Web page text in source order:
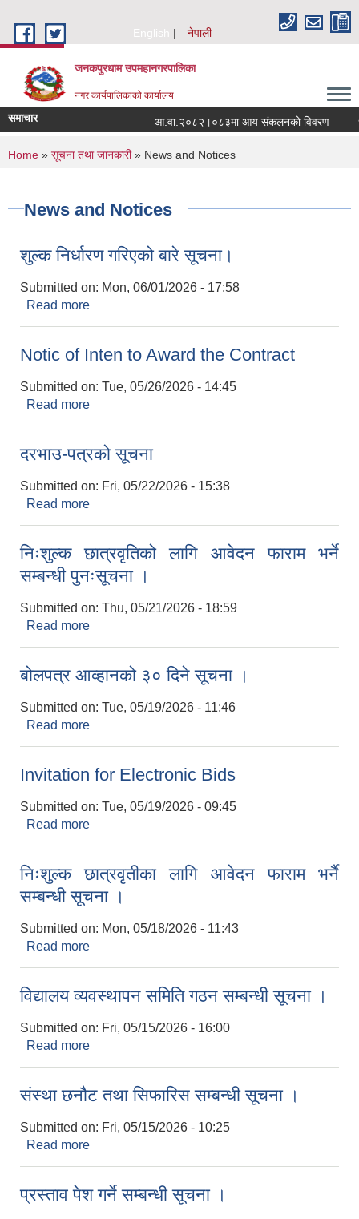
English
नेपाली
जनकपुरधाम उपमहानगरपालिका
नगर कार्यपालिकाको कार्यालय
समाचार आ.वा.२०८२।०८३मा आय संकलनको विवरण
You are here
Home » सूचना तथा जानकारी» News and Notices
News and Notices
शुल्क निर्धारण गरिएको बारे सूचना।
Submitted on: Mon, 06/01/2026 - 17:58
Read more
Notic of Inten to Award the Contract
Submitted on: Tue, 05/26/2026 - 14:45
Read more
दरभाउ-पत्रको सूचना
Submitted on: Fri, 05/22/2026 - 15:38
Read more
निःशुल्क छात्रवृतिको लागि आवेदन फाराम भर्ने
सम्बन्धी पुनःसूचना ।
Submitted on: Thu, 05/21/2026 - 18:59
Read more
बोलपत्र आव्हानको ३० दिने सूचना ।
Submitted on: Tue, 05/19/2026 - 11:46
Read more
Invitation for Electronic Bids
Submitted on: Tue, 05/19/2026 - 09:45
Read more
निःशुल्क छात्रवृतीका लागि आवेदन फाराम भर्नै
सम्बन्धी सूचना ।
Submitted on: Mon, 05/18/2026 - 11:43
Read more
विद्यालय व्यवस्थापन समिति गठन सम्बन्धी सूचना ।
Submitted on: Fri, 05/15/2026 - 16:00
Read more
संस्था छनौट तथा सिफारिस सम्बन्धी सूचना ।
Submitted on: Fri, 05/15/2026 - 10:25
Read more
प्रस्ताव पेश गर्ने सम्बन्धी सूचना ।